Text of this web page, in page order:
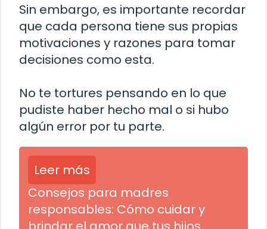
Sin embargo, es importante recordar
que cada persona tiene sus propias
motivaciones y razones para tomar
decisiones como esta.
No te tortures pensando en lo que
pudiste haber hecho mal o si hubo
algún error por tu parte.
Leer más
Consejos para madres
responsables: Cómo cuidar y